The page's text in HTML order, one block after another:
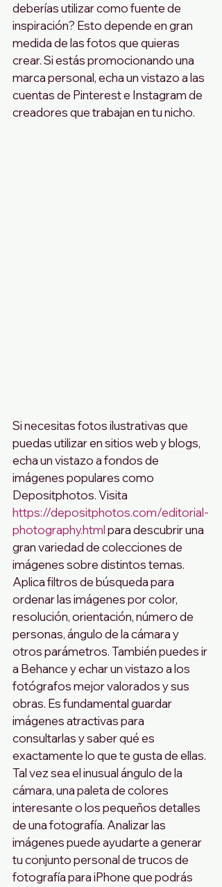
deberías utilizar como fuente de
inspiración? Esto depende en gran
medida de las fotos que quieras
crear. Si estás promocionando una
marca personal, echa un vistazo a las
cuentas de Pinterest e Instagram de
creadores que trabajan en tu nicho.
Si necesitas fotos ilustrativas que
puedas utilizar en sitios web y blogs,
echa un vistazo a fondos de
imágenes populares como
Depositphotos. Visita
https://depositphotos.com/editorial-
photography.html para descubrir una
gran variedad de colecciones de
imágenes sobre distintos temas.
Aplica filtros de búsqueda para
ordenar las imágenes por color,
resolución, orientación, número de
personas, ángulo de la cámara y
otros parámetros. También puedes ir
a Behance y echar un vistazo a los
fotógrafos mejor valorados y sus
obras. Es fundamental guardar
imágenes atractivas para
consultarlas y saber qué es
exactamente lo que te gusta de ellas.
Tal vez sea el inusual ángulo de la
cámara, una paleta de colores
interesante o los pequeños detalles
de una fotografía. Analizar las
imágenes puede ayudarte a generar
tu conjunto personal de trucos de
fotografía para iPhone que podrás